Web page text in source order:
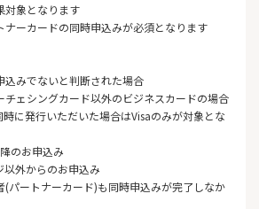
対象となります
ーカードの同時申込みが必須となります
みでないと判断された場合
ェシングカード以外のビジネスカードの場合
に発行いただいた場合はVisaのみが対象とな
のお申込み
外からのお申込み
パートナーカード)も同時申込みが完了しなか